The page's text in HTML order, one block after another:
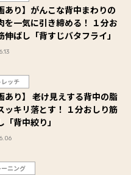
あり】がんこな背中まわりの
を一気に引き締める！ １分お
伸ばし「背すじバタフライ」
レッチ
あり】 老け見えする背中の脂
ッキリ落とす！ １分おしり筋
「背中絞り」
ーニング